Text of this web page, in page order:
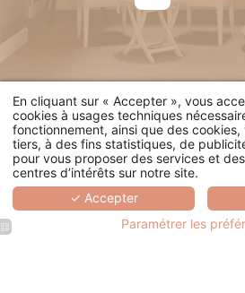
Powered byHapiby
© Made in Louise 2026. Tous
Mentions légales.Termes et
En cliquant sur « Accepter », vous
cookies à usages techniques
fonctionnement, ainsi que des
tiers, à des fins statistiques, de
pour vous proposer des services et
centres d’intérêts sur notre site.
✓ Accepter
Paramétrer les